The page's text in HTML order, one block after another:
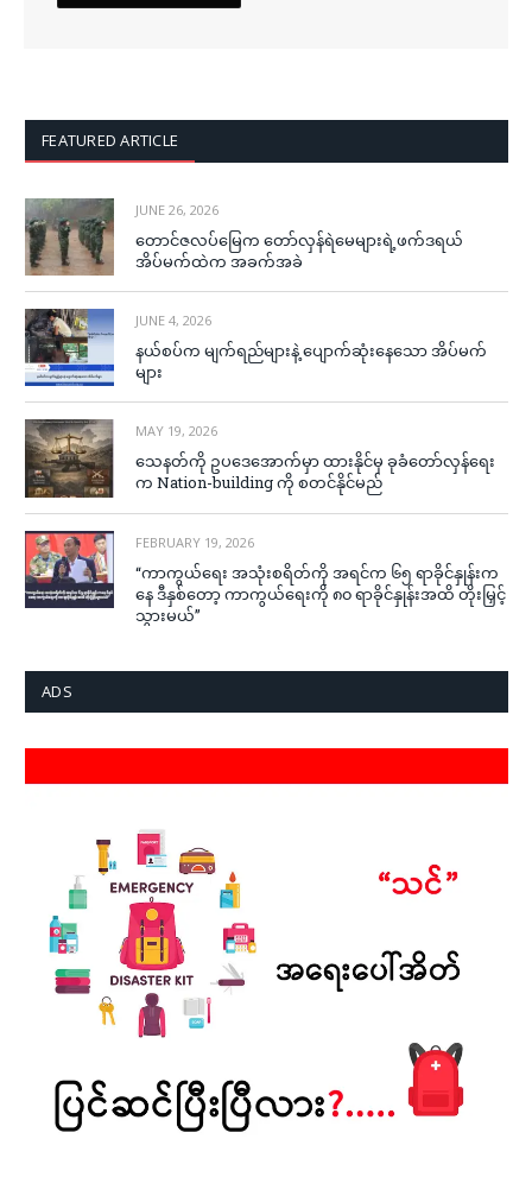
FEATURED ARTICLE
JUNE 26, 2026
တောင်ဇလပ်မြေက တော်လှန်ရဲမေများရဲ့ဖက်ဒရယ်
အိပ်မက်ထဲက အခက်အခဲ
JUNE 4, 2026
နယ်စပ်က မျက်ရည်များနဲ့ ပျောက်ဆုံးနေသော အိပ်မက်
များ
MAY 19, 2026
သေနတ်ကို ဥပဒေအောက်မှာ ထားနိုင်မှ ခုခံတော်လှန်ရေး
က Nation-building ကို စတင်နိုင်မည်
FEBRUARY 19, 2026
“ကာကွယ်ရေး အသုံးစရိတ်ကို အရင်က ၆၅ ရာခိုင်နှုန်းက
နေ ဒီနှစ်တော့ ကာကွယ်ရေးကို ၈၀ ရာခိုင်နှုန်းအထိ တိုးမြှင့်
သွားမယ်”
ADS